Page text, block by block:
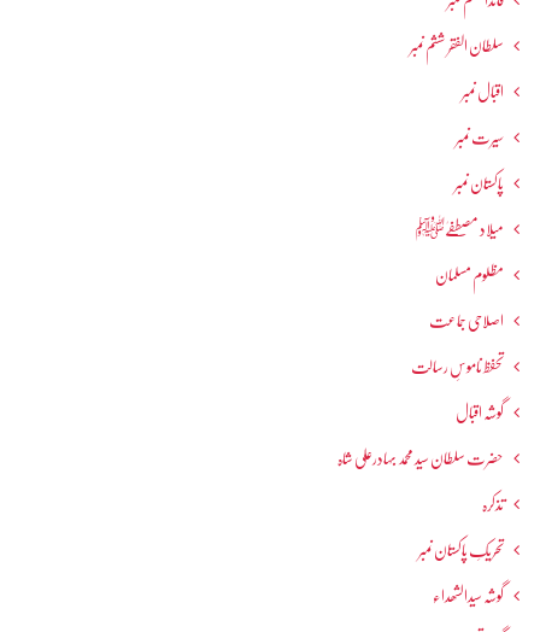
سلطان الفقر ششم نمبر
اقبال نمبر
سیرت نمبر
پاکستان نمبر
میلاد مصطفےٰﷺ
مظلوم مسلمان
اصلاحی جماعت
تحفظ ناموسِ رسالت
گوشہ اقبال
حضرت سلطان سید محمد بہادرعلی شاہ
تذکرہ
تحریکِ پاکستان نمبر
گوشہ سیدالشھداء